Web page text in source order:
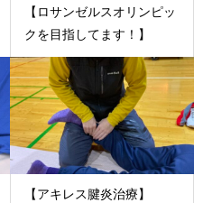
【ロサンゼルスオリンピッ
クを目指してます！】
【アキレス腱炎治療】